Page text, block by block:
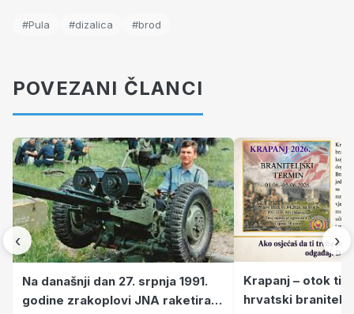
#Pula #dizalica #brod
POVEZANI ČLANCI
‹
Na današnji dan 27. srpnja 1991.
godine zrakoplovi JNA raketirali
Krapanj – otok
hrvatski branitelji
›